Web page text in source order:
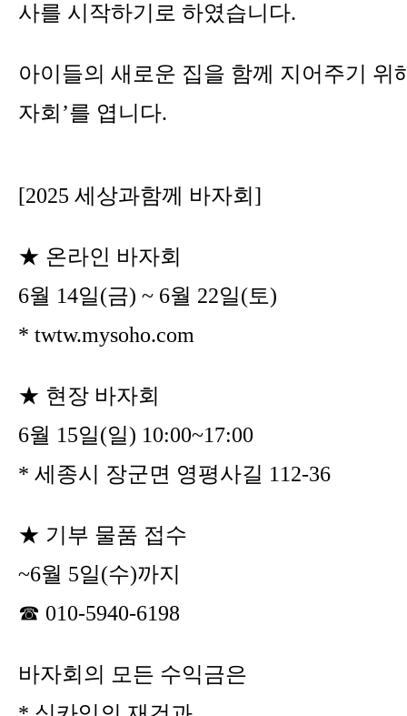
사를 시작하기로 하였습니다.
아이들의 새로운 집을 함께 지어주기 위
자회’를 엽니다.
[2025 세상과함께 바자회]
★ 온라인 바자회
6월 14일(금) ~ 6월 22일(토)
* twtw.mysoho.com
★ 현장 바자회
6월 15일(일) 10:00~17:00
* 세종시 장군면 영평사길 112-36
★ 기부 물품 접수
~6월 5일(수)까지
☎ 010-5940-6198
바자회의 모든 수익금은